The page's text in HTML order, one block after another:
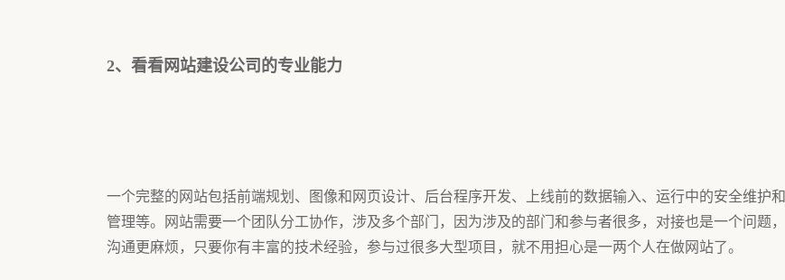
2、看看网站建设公司的专业能力
一个完整的网站包括前端规划、图像和网页设计、后台程序开发、上线前的数据输入、运行中的安全维护和
管理等。网站需要一个团队分工协作，涉及多个部门，因为涉及的部门和参与者很多，对接也是一个问题，
沟通更麻烦，只要你有丰富的技术经验，参与过很多大型项目，就不用担心是一两个人在做网站了。